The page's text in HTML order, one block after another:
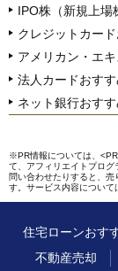
IPO株（新規上場
クレジットカー
アメリカン・エ
法人カードおす
ネット銀行おす
※PR情報については、
て、アフィリエイトプログ
問い合わせたりすると、
す。サービス内容について
住宅ローンおす
不動産売却